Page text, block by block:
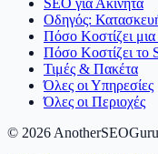
Οδηγός:
Πόσο Κοστίζει μια
Πόσο Κοστίζει το
Τιμές & Πακέτα
Όλες οι Υπηρεσίες
Όλες οι Περιοχές
© 2026